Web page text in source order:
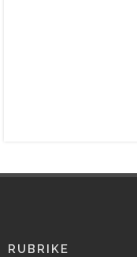
RUBRIKE